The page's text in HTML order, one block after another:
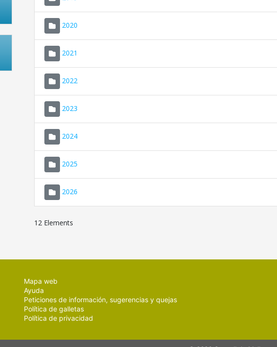
2020
2021
2022
2023
2024
2025
2026
12 Elements
Mapa web
Ayuda
Peticiones de información, sugerencias y quejas
Política de galletas
Política de privacidad